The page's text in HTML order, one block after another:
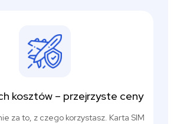
kosztów – przejrzyste ceny
za to, z czego korzystasz. Karta SIM